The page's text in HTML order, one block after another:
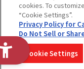
Do Not Sell or Share My
カスタマーハラスメント
cookies. To
“Cookie Settings”.
Privacy Policy for
Do Not Sell or
Cookie Settings